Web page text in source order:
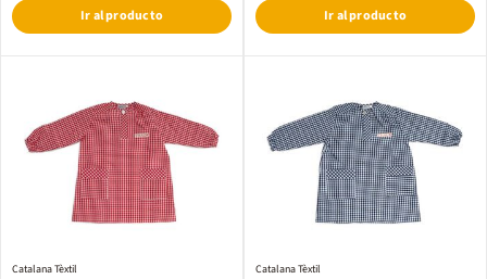
Ir al producto Ir al producto
Catalana Tèxtil Catalana Tèxtil